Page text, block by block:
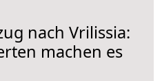
nach Vrilissia:
machen es